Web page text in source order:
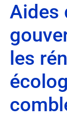
Aides
les